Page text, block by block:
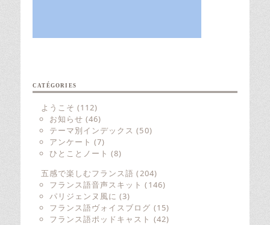
CATÉGORIES
ようこそ (112)
お知らせ (46)
テーマ別インデックス (50)
アンケート (7)
ひとことノート (8)
五感で楽しむフランス語 (204)
フランス語音声スキット (146)
パリジェンヌ風に (3)
フランス語ヴォイスブログ (15)
フランス語ポッドキャスト (42)